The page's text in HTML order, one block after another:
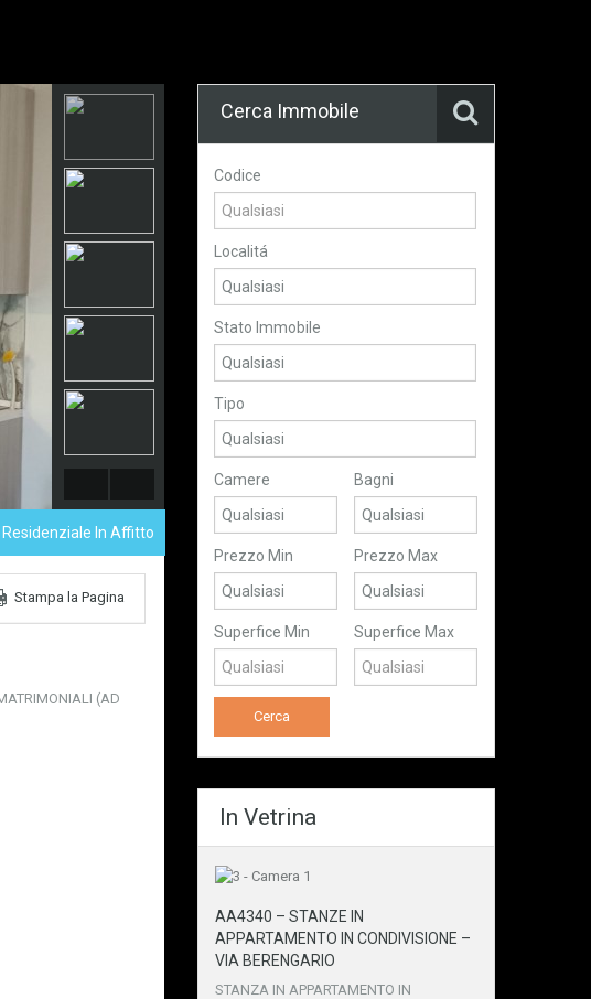
Residenziale In Affitto
Stampa la Pagina
(AD
Cerca Immobile
Codice
Localitá
Stato Immobile
Tipo
Camere Bagni
Prezzo Min Prezzo Max
Superfice Min Superfice Max
In Vetrina
AA4340 – STANZE IN
APPARTAMENTO IN CONDIVISIONE –
VIA BERENGARIO
STANZA IN APPARTAMENTO IN